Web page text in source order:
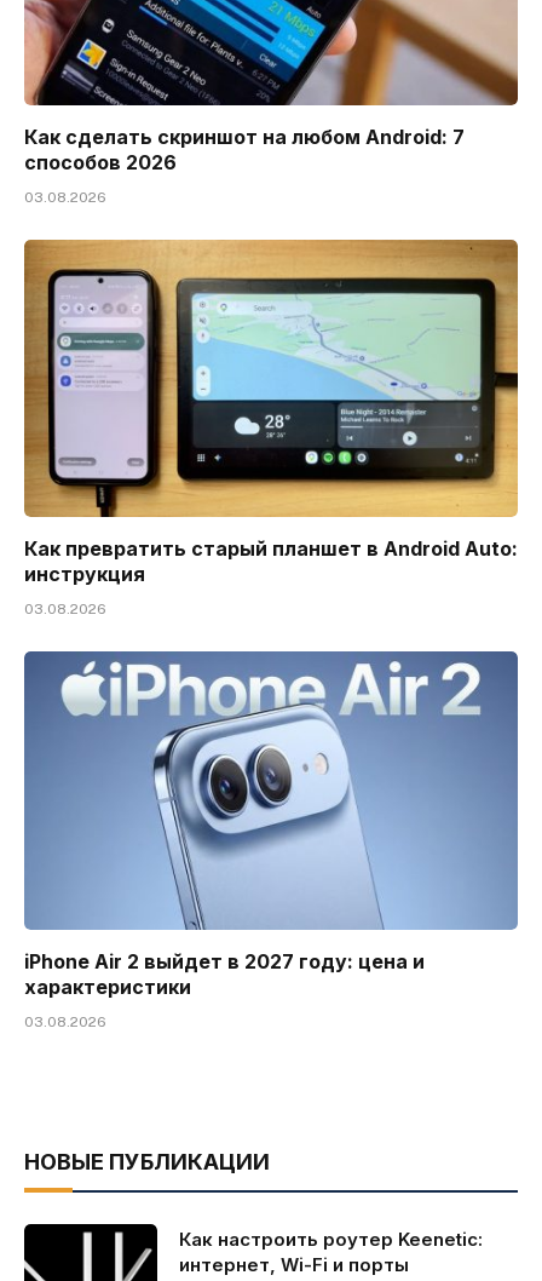
Как сделать скриншот на любом Android: 7
способов 2026
03.08.2026
Как превратить старый планшет в Android Auto:
инструкция
03.08.2026
iPhone Air 2 выйдет в 2027 году: цена и
характеристики
03.08.2026
НОВЫЕ ПУБЛИКАЦИИ
Как настроить роутер Keenetic:
интернет, Wi-Fi и порты